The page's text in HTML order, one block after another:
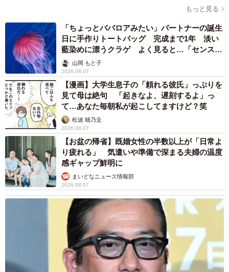
もっと見る
「ちょっとババロアみたい」パートナーの誕生
日に手作りトートバッグ 完成まで1年 淡い
藍染めに漂うクラゲ よく見ると…「センスす
ごい」山岡 もと子
2026.08.07
【漫画】大学生息子の「頼れる彼氏」っぷりを
見て母は絶句 「起きなよ、遅刻するよ」っ
て…あなた毎朝私が起こしてますけど？笑
松波 穂乃圭
2026.08.07
【お盆の帰省】既婚女性の半数以上が「日常よ
り疲れる」 気遣いや準備で深まる夫婦の温度
感ギャップ鮮明に
まいどなニュース情報部
2026.08.07